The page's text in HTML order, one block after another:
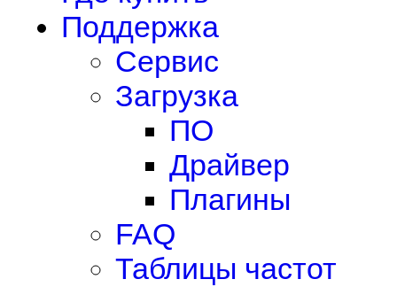
Поддержка
Сервис
Загрузка
ПО
Драйвер
Плагины
FAQ
Таблицы частот